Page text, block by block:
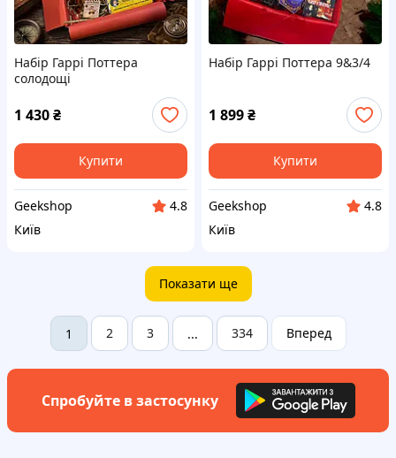
Набір Гаррі Поттера
солодощі
1 430₴
Купити
Geekshop
4.8
Київ
Набір Гаррі Поттера 9&3/4
1 899₴
Купити
Geekshop
4.8
Київ
Показати ще
1 2 3 ... 334 Вперед
Спробуйте в застосунку